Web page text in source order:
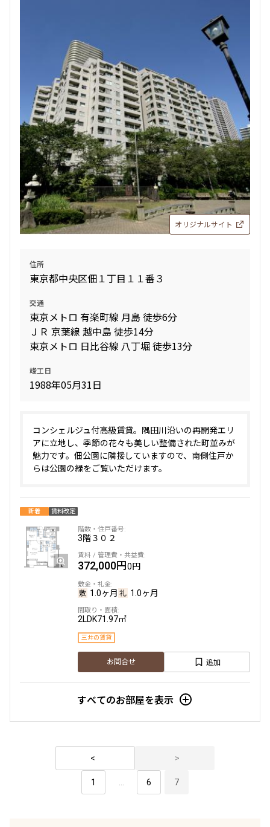
オリジナルサイト
住所
東京都中央区佃１丁目１１番３
交通
東京メトロ 有楽町線 月島 徒歩6分
ＪＲ 京葉線 越中島 徒歩14分
東京メトロ 日比谷線 八丁堀 徒歩13分
竣工日
1988年05月31日
コンシェルジュ付高級賃貸。隅田川沿いの再開発エリ
アに立地し、季節の花々も美しい整備された町並みが
魅力です。佃公園に隣接していますので、南側住戸か
らは公園の緑をご覧いただけます。
新着 賃料改定
3階３０２
372,000円0円
1.0ヶ月 1.0ヶ月
2LDK71.97㎡
三井の賃貸
お問合せ 追加
すべてのお部屋を表示
1 ... 6 7